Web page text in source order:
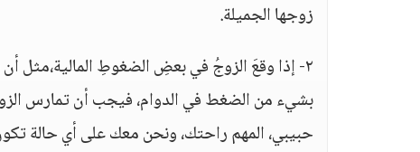
زوجها الجميلة.
٢- إذا وقعَ الزوجُ في بعضِ الضغوطِ
بشيء من الضغط في الدوام، فيجب أن تمارس
حبيبي، المهم راحتك، ونحن معك على أي حالة